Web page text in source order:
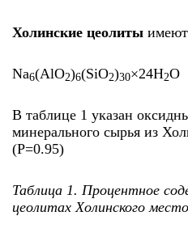
Холинские цеолиты
Na6(AlO2)6(SiO2)30×24H2O
В таблице 1 указан
минерального сырья из
(P=0.95)
Таблица 1. Процентное
цеолитах Холинского